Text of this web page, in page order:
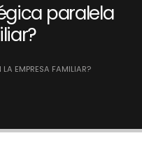
paralela
EMPRESA FAMILIAR?